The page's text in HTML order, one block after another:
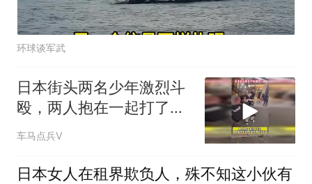
环球谈军武
日本街头两名少年激烈斗
殴，两人抱在一起打了半
天
车马点兵V
日本女人在租界欺负人，殊不知这小伙有